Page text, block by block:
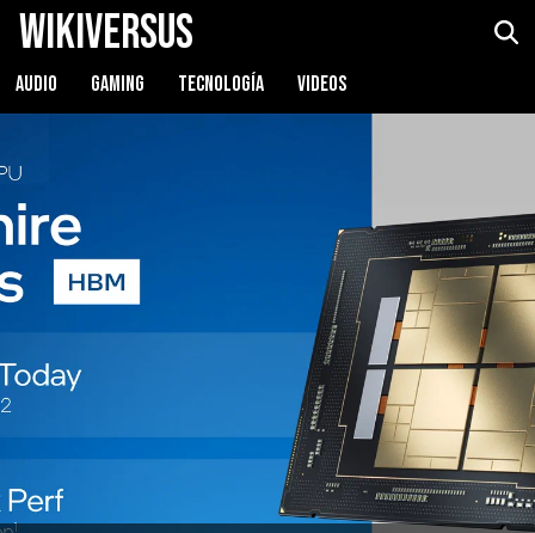
WikiVersus
AUDIO GAMING TECNOLOGÍA VIDEOS